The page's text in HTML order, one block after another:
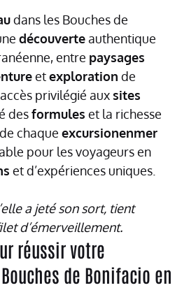
dans les Bouches de
découverteauthentique
entre paysages
etexploration de
privilégié aux sites
desformules et la richesse
chaque excursionenmer
pour les voyageurs en
et d’expériences uniques.
a jeté son sort, tient
d’émerveillement.
réussir votre
de Bonifacio en